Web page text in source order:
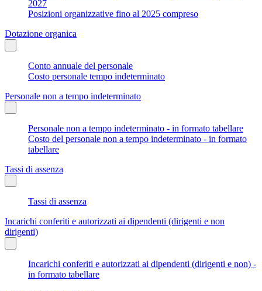
2027
Posizioni organizzative fino al 2025 compreso
Dotazione organica
Conto annuale del personale
Costo personale tempo indeterminato
Personale non a tempo indeterminato
Personale non a tempo indeterminato - in formato tabellare
Costo del personale non a tempo indeterminato - in formato
tabellare
Tassi di assenza
Tassi di assenza
Incarichi conferiti e autorizzati ai dipendenti (dirigenti e non
dirigenti)
Incarichi conferiti e autorizzati ai dipendenti (dirigenti e non) -
in formato tabellare